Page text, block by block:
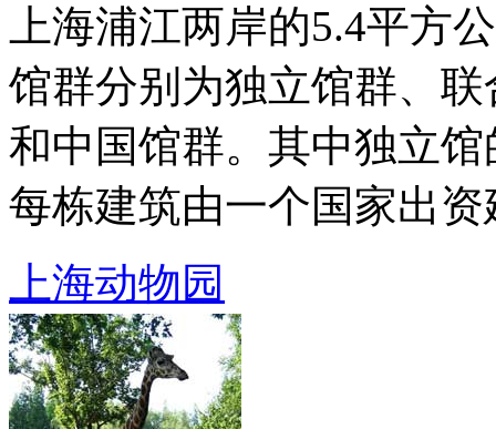
上海浦江两岸的5.4平方
馆群分别为独立馆群、
和中国馆群。其中独立
每栋建筑由一个国家出资
上海动物园